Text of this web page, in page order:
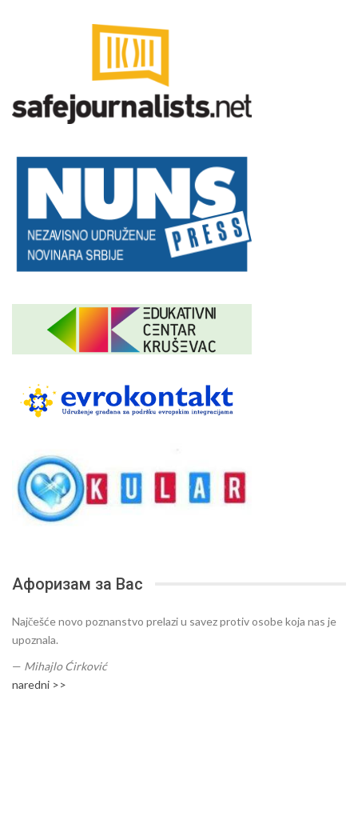
Афоризам за Вас
Najčešće novo poznanstvo prelazi u savez protiv osobe koja nas je
upoznala.
— Mihajlo Ćirković
naredni >>